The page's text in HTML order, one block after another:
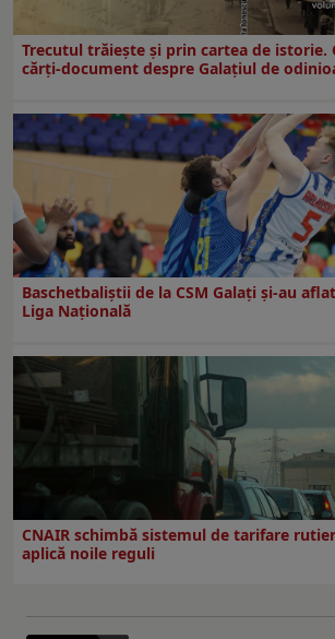
Trecutul trăiește și prin cartea de istorie.
cărți-document despre Galațiul de
Baschetbaliștii de la CSM Galați și-au
Liga Națională
CNAIR schimbă sistemul de tarifare
aplică noile reguli